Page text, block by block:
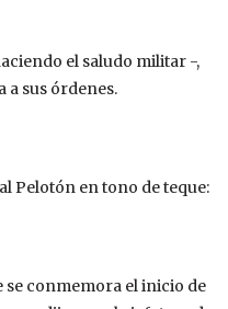
el saludo militar -,
a sus órdenes.
Pelotón en tono de teque:
se conmemora el inicio de